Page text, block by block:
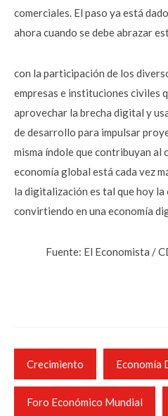
comerciales. El paso ya está
ahora cuando se debe abrazar
con la participación de los
empresas e instituciones civiles
aprovechar la brecha digital y
de desarrollo para impulsar
misma índole que contribuyan al
economía global está cada vez
la digitalización es tal que hoy la
convirtiendo en una economía
Fuente: El Economista /
Crecimiento Economía
Foro Económico Mundial